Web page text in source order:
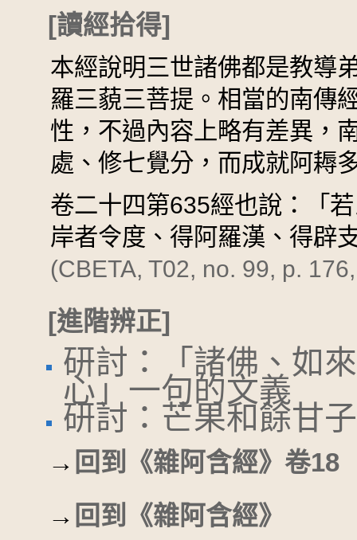
[讀經拾得]
本經說明三世諸佛都是教導
羅三藐三菩提。相當的南傳
性，不過內容上略有差異，
處、修七覺分，而成就阿耨
卷二十四第635經也說：「
岸者令度、得阿羅漢、得辟
(CBETA, T02, no. 99, p.
[進階辨正]
研討：「諸佛、如
心」一句的文義
研討：芒果和餘甘
→ 回到《雜阿含經》卷18
→ 回到《雜阿含經》